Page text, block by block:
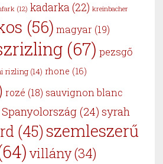
(12) kadarka (22) kreinbacher
(56) magyar (19)
(67) pezsgő
rizling (14) rhone (16)
rozé (18) sauvignon blanc
Spanyolország (24) syrah
(45)szemleszerű
villány(34)